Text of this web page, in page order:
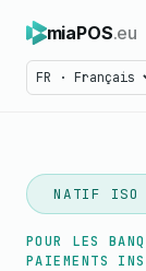
miaPOS.eu
NATIF ISO
POUR LES
PAIEMENTS